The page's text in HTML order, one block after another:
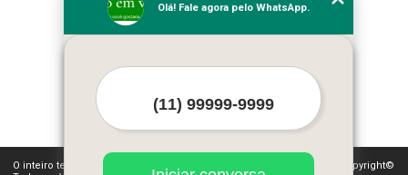
Empresa
Missão
Mapa do site
Mais Serviços
O inteiro teor deste site está sujeito à proteção de direitos autorais. Copyright©
Olá! Fale agora pelo WhatsApp.